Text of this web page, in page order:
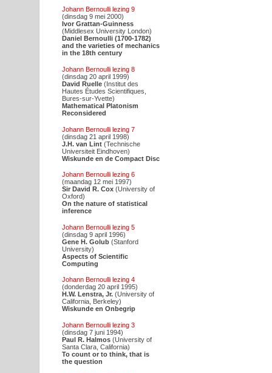
Johann Bernoulli lezing 9
(dinsdag 9 mei 2000)
Ivor Grattan-Guinness
(Middlesex University London)
Daniel Bernoulli (1700-1782)
and the varieties of mechanics
in the 18th century
Johann Bernoulli lezing 8
(dinsdag 20 april 1999)
David Ruelle (Institut des
Hautes Études Scientifiques,
Bures-sur-Yvette)
Mathematical Platonism
Reconsidered
Johann Bernoulli lezing 7
(dinsdag 21 april 1998)
J.H. van Lint (Technische
Universiteit Eindhoven)
Wiskunde en de Compact Disc
Johann Bernoulli lezing 6
(maandag 12 mei 1997)
Sir David R. Cox (University of
Oxford)
On the nature of statistical
inference
Johann Bernoulli lezing 5
(dinsdag 9 april 1996)
Gene H. Golub (Stanford
University)
Aspects of Scientific
Computing
Johann Bernoulli lezing 4
(donderdag 20 april 1995)
H.W. Lenstra, Jr. (University of
California, Berkeley)
Wiskunde en Onbegrip
Johann Bernoulli lezing 3
(dinsdag 7 juni 1994)
Paul R. Halmos(University of
Santa Clara, California)
To count or to think, that is
the question